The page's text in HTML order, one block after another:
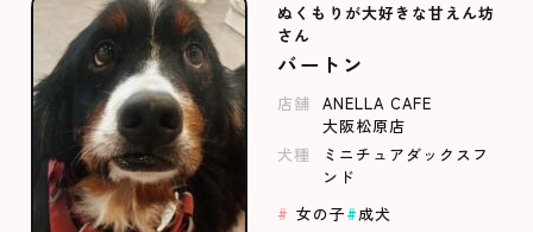
ぬくもりが大好きな甘えん坊
さん
バートン
店舗 ANELLA CAFE
大阪松原店
犬種
ミニチュアダックスフ
ンド
女の子
成犬